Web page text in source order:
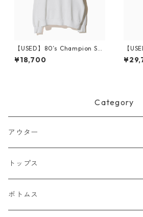
【USED】80’s Champion Sw
eatshirt RUTGERS XXL
¥18,700
【
on
Category
アウター
ジャケット
デニムジャケット
ベスト
トップス
Tシャツ
ボトムス